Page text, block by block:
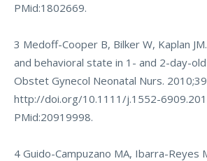
PMid:1802669.
3 Medoff-Cooper B, Bilker W, Kaplan
and behavioral state in 1- and 2-day-
Obstet Gynecol Neonatal Nurs.
http://doi.org/10.1111/j.1552-
PMid:20919998.
4 Guido-Campuzano MA, Ibarra-Reyes